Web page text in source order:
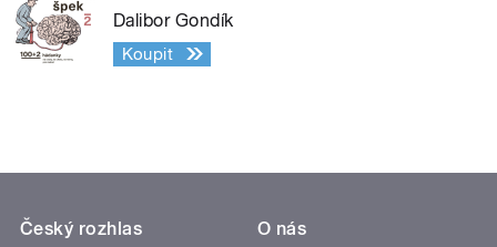
Dalibor Gondík
Koupit
Český rozhlas
O nás